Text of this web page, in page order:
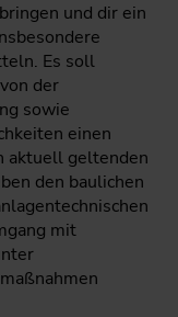
und dir ein
Es soll
der
sowie
einen
aktuell geltenden
den baulichen
mit